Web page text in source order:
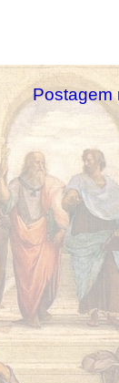
Postagem